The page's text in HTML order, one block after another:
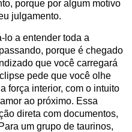
porque por algum motivo
julgamento.
lo a entender toda a
porque é chegado
que você carregará
pede que você olhe
força interior, com o intuito
ao próximo. Essa
direta com documentos,
um grupo de taurinos,